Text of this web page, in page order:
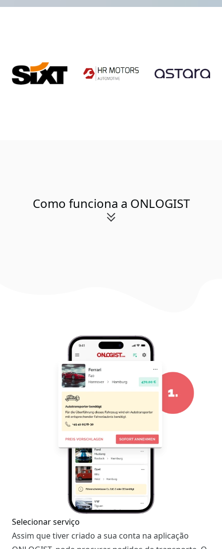
Como funciona a ONLOGIST
Selecionar serviço
Assim que tiver criado a sua conta na aplicação